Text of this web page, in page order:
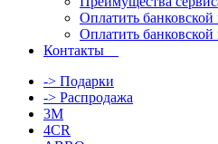
Оплатить
Оплатить
Контакты
-> Подарки
-> Распродажа
3M
4CR